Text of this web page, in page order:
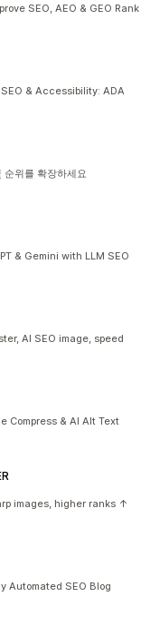
SEO, AEO & GEO Rank
& Accessibility: ADA
위를 확장하세요
& Gemini with LLM SEO
AI SEO image, speed
Compress & AI Alt Text
images, higher ranks ↑
Automated SEO Blog